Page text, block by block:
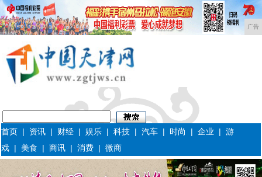
广告
首页 | 资讯 | 财经 |娱乐 |科技 |汽车 | 时尚 |企业 |游
戏 | 美食 |商讯 |消费 |微商